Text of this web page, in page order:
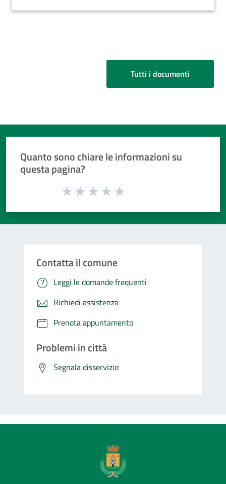
Tutti i documenti
Quanto sono chiare le informazioni su
questa pagina?
Valuta da 1 a 5 stelle la pagina
Contatta il comune
Leggi le domande frequenti
Richiedi assistenza
Prenota appuntamento
Problemi in città
Segnala disservizio